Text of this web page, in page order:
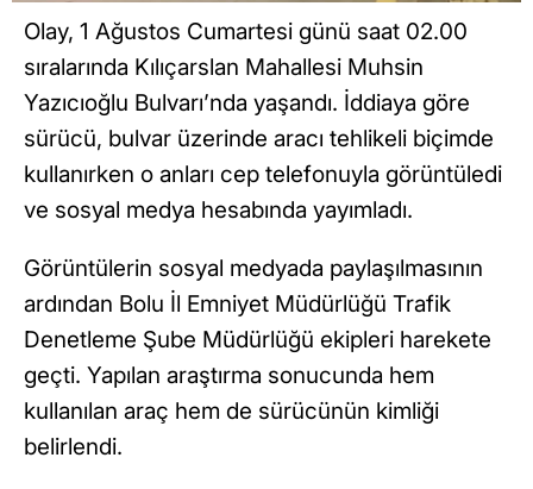
Olay, 1 Ağustos Cumartesi günü saat 02.00
sıralarında Kılıçarslan Mahallesi Muhsin
Yazıcıoğlu Bulvarı’nda yaşandı. İddiaya göre
sürücü, bulvar üzerinde aracı tehlikeli biçimde
kullanırken o anları cep telefonuyla görüntüledi
ve sosyal medya hesabında yayımladı.
Görüntülerin sosyal medyada paylaşılmasının
ardından Bolu İl Emniyet Müdürlüğü Trafik
Denetleme Şube Müdürlüğü ekipleri harekete
geçti. Yapılan araştırma sonucunda hem
kullanılan araç hem de sürücünün kimliği
belirlendi.